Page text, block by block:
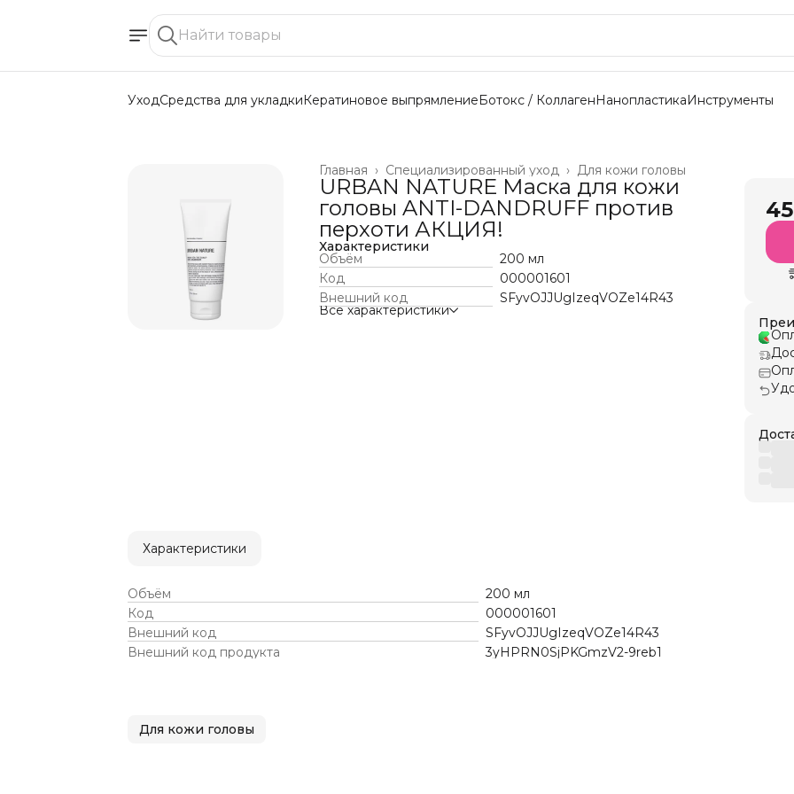
УходСредства для укладкиКератиновое выпрямлениеБотокс / КоллагенНанопластикаИнструменты
Для кожи головы
Специализированный уход ›
Главная ›
URBAN NATURE Маска для кожи
головы ANTI-DANDRUFF против
перхоти АКЦИЯ!
Характеристики
Объём
200 мл
Код
000001601
Внешний код
SFyvOJJUgIzeqVOZe14R43
Все характеристики
Характеристики
Объём
200 мл
Код
000001601
Внешний код
SFyvOJJUgIzeqVOZe14R43
Внешний код продукта
3yHPRN0SjPKGmzV2-9reb1
Для кожи головы